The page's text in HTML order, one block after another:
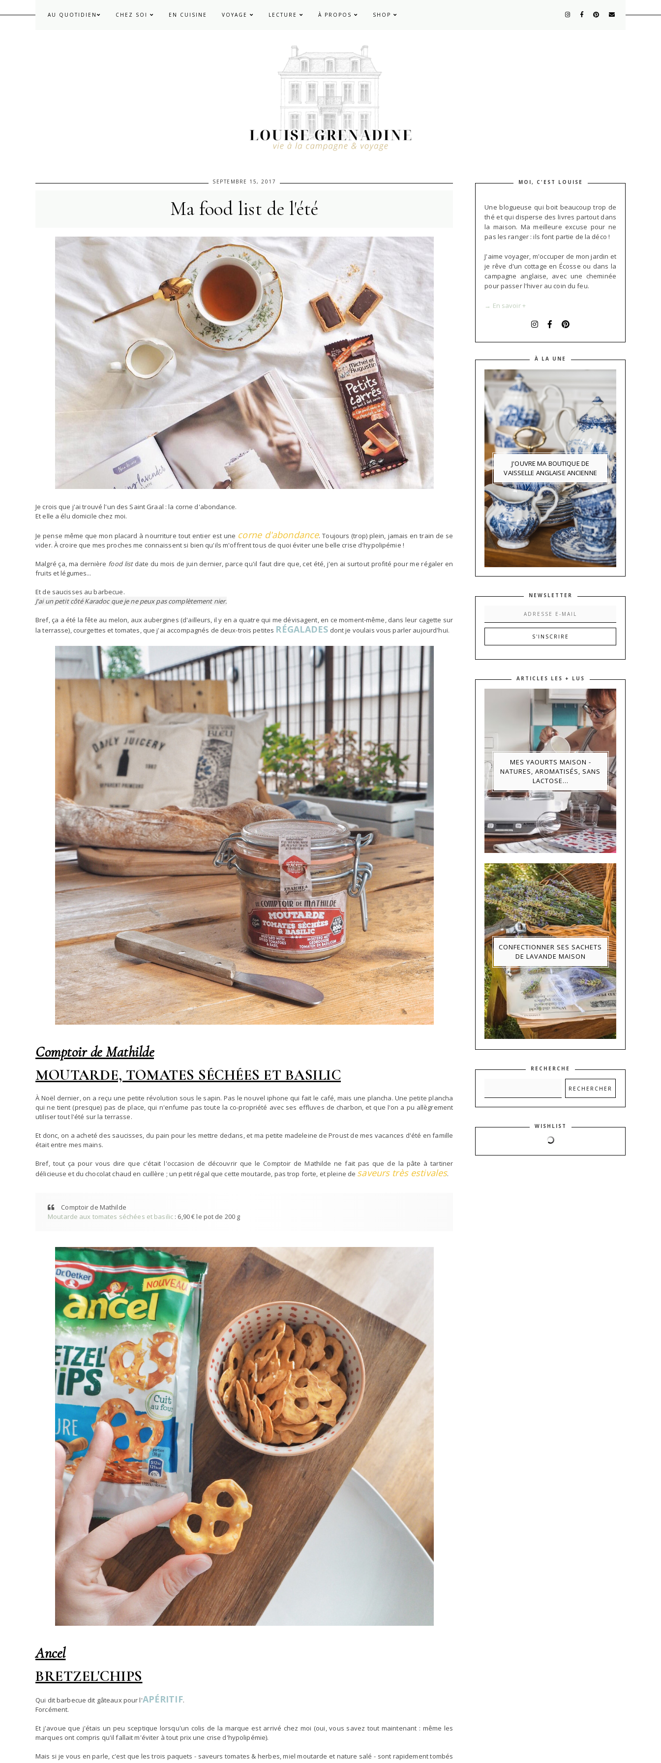
AU QUOTIDIEN CHEZ SOI EN CUISINE VOYAGE LECTURE À PROPOS SHOP
SEPTEMBRE 15, 2017
Ma food list de l'été
Je crois que j'ai trouvé l'un des Saint Graal : la corne d'abondance.
Et elle a élu domicile chez moi.
Je pense même que mon placard à nourriture tout entier est une corne d'abondance. Toujours (trop) plein, jamais en train de se
vider. À croire que mes proches me connaissent si bien qu'ils m'offrent tous de quoi éviter une belle crise d'hypolipémie !
Malgré ça, ma dernière food listdate du mois de juin dernier, parce qu'il faut dire que, cet été, j'en ai surtout profité pour me régaler en
fruits et légumes...
Et de saucisses au barbecue.
J'ai un petit côté Karadoc que je ne peux pas complètement nier.
Bref, ça a été la fête au melon, aux aubergines (d'ailleurs, il y en a quatre qui me dévisagent, en ce moment-même, dans leur cagette sur
la terrasse), courgettes et tomates, que j'ai accompagnés de deux-trois petites RÉGALADES dont je voulais vous parler aujourd'hui.
Comptoir de Mathilde
MOUTARDE, TOMATES SÉCHÉES ET BASILIC
À Noël dernier, on a reçu une petite révolution sous le sapin. Pas le nouvel iphone qui fait le café, mais une plancha. Une petite plancha
qui ne tient (presque) pas de place, qui n'enfume pas toute la co-propriété avec ses effluves de charbon, et que l'on a pu allègrement
utiliser tout l'été sur la terrasse.
Et donc, on a acheté des saucisses, du pain pour les mettre dedans, et ma petite madeleine de Proust de mes vacances d'été en famille
était entre mes mains.
Bref, tout ça pour vous dire que c'était l'occasion de découvrir que le Comptoir de Mathilde ne fait pas que de la pâte à tartiner
délicieuse et du chocolat chaud en cuillère ; un petit régal que cette moutarde, pas trop forte, et pleine de saveurs très estivales.
Comptoir de Mathilde
Moutarde aux tomates séchées et basilic : 6,90 € le pot de 200 g
Ancel
BRETZEL'CHIPS
Qui dit barbecue dit gâteaux pour l'APÉRITIF.
Forcément.
Et j'avoue que j'étais un peu sceptique lorsqu'un colis de la marque est arrivé chez moi (oui, vous savez tout maintenant : même les
marques ont compris qu'il fallait m'éviter à tout prix une crise d'hypolipémie).
Mais si je vous en parle, c'est que les trois paquets - saveurs tomates & herbes, miel moutarde et nature salé - sont rapidement tombés
MOI, C'EST LOUISE
Une blogueuse qui boit beaucoup trop de
thé et qui disperse des livres partout dans
la maison. Ma meilleure excuse pour ne
pas les ranger : ils font partie de la déco !
J'aime voyager, m'occuper de mon jardin et
je rêve d'un cottage en Écosse ou dans la
campagne anglaise, avec une cheminée
pour passer l'hiver au coin du feu.
→ En savoir +
À LA UNE
J'OUVRE MA BOUTIQUE DE
VAISSELLE ANGLAISE ANCIENNE
NEWSLETTER
ARTICLES LES + LUS
MES YAOURTS MAISON -
NATURES, AROMATISÉS, SANS
LACTOSE...
CONFECTIONNER SES SACHETS
DE LAVANDE MAISON
RECHERCHE
WISHLIST